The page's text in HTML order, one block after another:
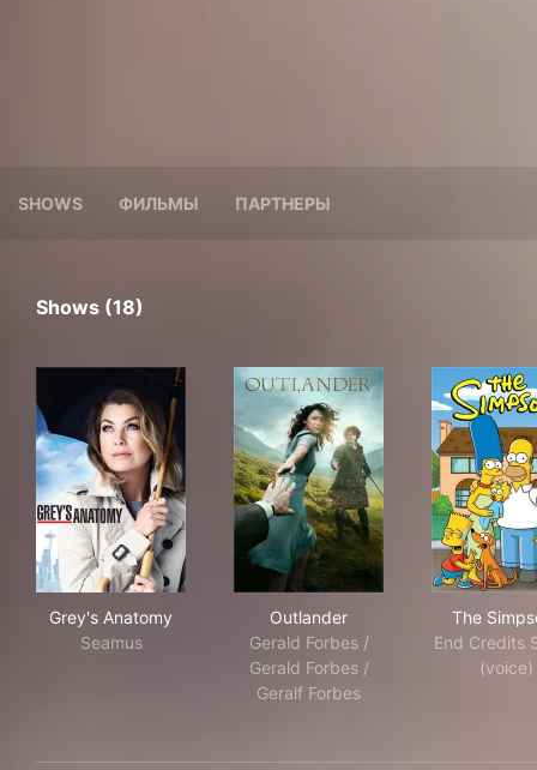
SHOWS ФИЛЬМЫ ПАРТНЕРЫ
Shows (18)
Grey's Anatomy
Seamus
Outlander
Gerald Forbes /
Gerald Forbes /
Geralf Forbes
The
End Credits
(voice)